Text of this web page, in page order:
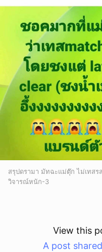
สรุปดรามา มัทฉะแม่ตุ๊ก ไม่เทสร
วิจารณ์หนัก-3
View this
A post
ยกเลิก